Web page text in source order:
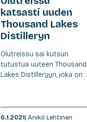
katsasti uuden
Thousand Lakes
Distilleryn
Olutreissu sai kutsun
tutustua uuteen Thousand
Lakes Distilleryyn, joka on...
6.1.2021| Anikó Lehtinen